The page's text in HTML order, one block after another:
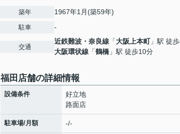
築年 1967年1月(築59年)
駐車 -
交通
近鉄難波・奈良線 「大阪上本町」駅 徒
大阪環状線 「鶴橋 」駅 徒歩10分
福田店舗の詳細情報
設備条件
好立地
路面店
駐車場/月額 -/-